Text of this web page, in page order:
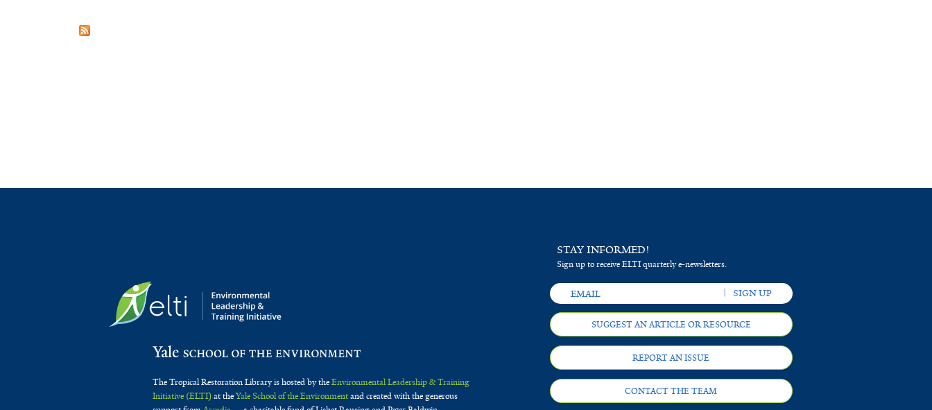
The Tropical Restoration Library is hosted by theEnvironmental Leadership & Training
Initiative (ELTI)at theYale School of the Environmentand created with the generous
STAY INFORMED!
Sign up to receive ELTI quarterly e-newsletters.
SUGGEST AN ARTICLE OR RESOURCE
REPORT AN ISSUE
CONTACT THE TEAM